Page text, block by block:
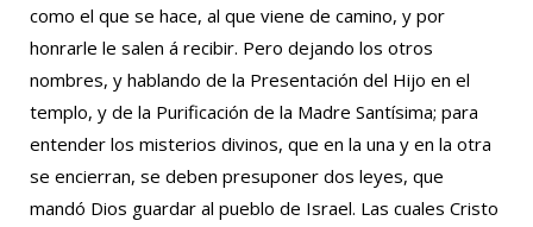
como el que se hace, al que viene de camino, y por
honrarle le salen á recibir. Pero dejando los otros
nombres, y hablando de la Presentación del Hijo en el
templo, y de la Purificación de la Madre Santísima; para
entender los misterios divinos, que en la una y en la otra
se encierran, se deben presuponer dos leyes, que
mandó Dios guardar al pueblo de Israel. Las cuales Cristo